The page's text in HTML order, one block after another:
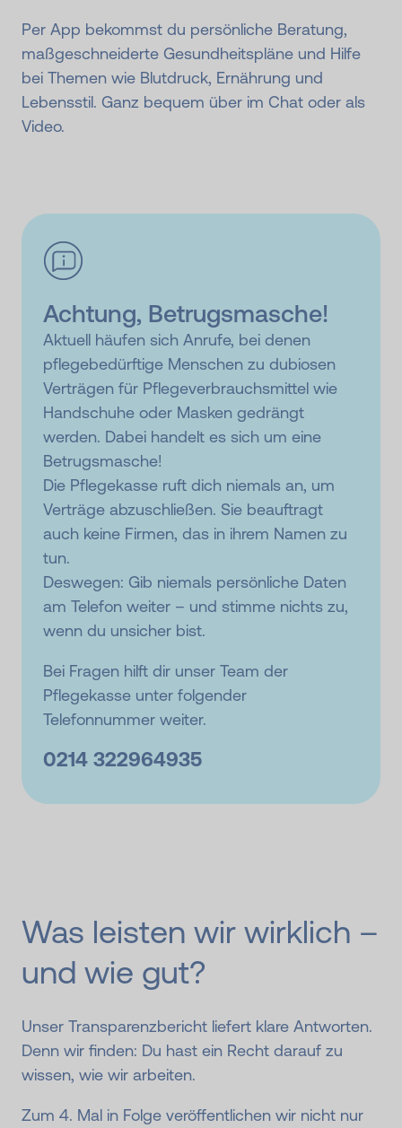
Per App bekommst du persönliche Beratung,
maßgeschneiderte Gesundheitspläne und Hilfe
bei Themen wie Blutdruck, Ernährung und
Lebensstil. Ganz bequem über im Chat oder als
Video.
Achtung, Betrugsmasche!
Aktuell häufen sich Anrufe, bei denen
pflegebedürftige Menschen zu dubiosen
Verträgen für Pflegeverbrauchsmittel wie
Handschuhe oder Masken gedrängt
werden. Dabei handelt es sich um eine
Betrugsmasche!
Die Pflegekasse ruft dich niemals an, um
Verträge abzuschließen. Sie beauftragt
auch keine Firmen, das in ihrem Namen zu
tun.
Deswegen: Gib niemals persönliche Daten
am Telefon weiter – und stimme nichts zu,
wenn du unsicher bist.
Bei Fragen hilft dir unser Team der
Pflegekasse unter folgender
Telefonnummer weiter.
0214 322964935
Was leisten wir wirklich –
und wie gut?
Unser Transparenzbericht liefert klare Antworten.
Denn wir finden: Du hast ein Recht darauf zu
wissen, wie wir arbeiten.
Zum 4. Mal in Folge veröffentlichen wir nicht nur